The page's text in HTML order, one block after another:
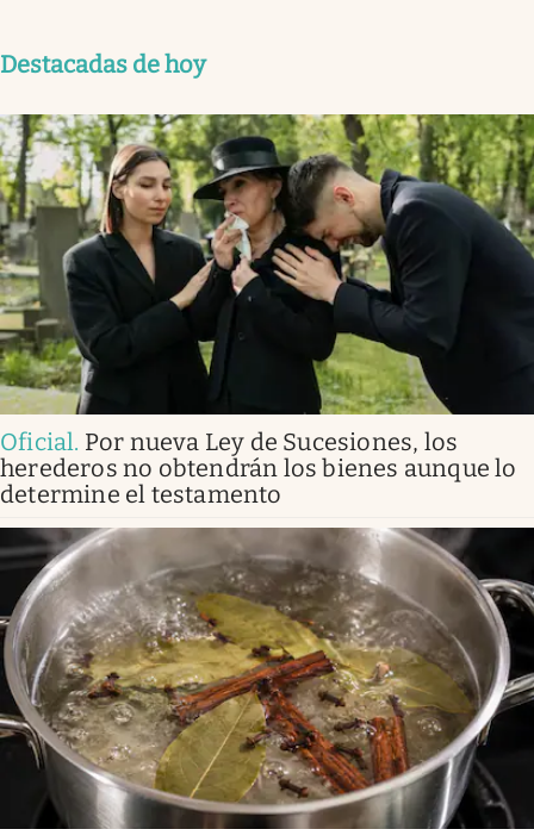
Destacadas de hoy
Oficial. Por nueva Ley de Sucesiones, los
herederos no obtendrán los bienes aunque lo
determine el testamento